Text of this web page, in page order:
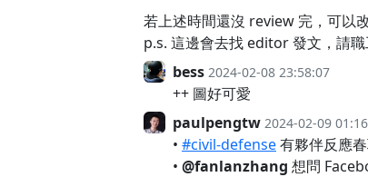
若上述時間還沒 review 完，可以
p.s. 這邊會去找 editor 發文，請
bess 2024-02-08 23:58:07
++ 圖好可愛
paulpengtw 2024-02-09
• #civil-defense有夥伴反應
• @fanlanzhang 想問